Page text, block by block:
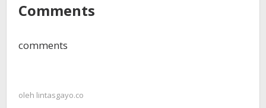
Comments
comments
oleh lintasgayo.co